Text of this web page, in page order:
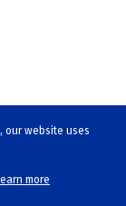
our website uses
more